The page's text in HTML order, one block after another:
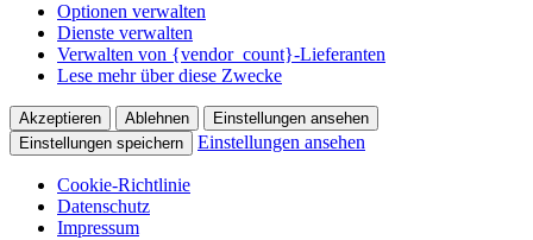
Optionen verwalten
Dienste verwalten
Verwalten von {vendor_count}-Lieferanten
Lese mehr über diese Zwecke
Akzeptieren Ablehnen
Einstellungen ansehen
Einstellungen speichern
Einstellungen ansehen
Cookie-Richtlinie
Datenschutz
Impressum